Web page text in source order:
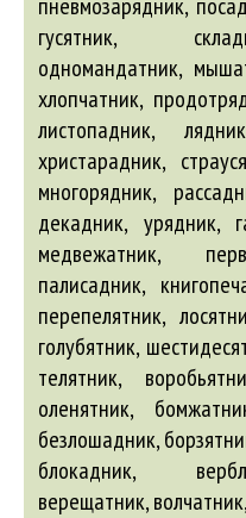
гусятник,
одномандатник,
хлопчатник,
листопадник,
христарадник,
многорядник,
декадник, урядник,
медвежатник,
палисадник,
перепелятник,
голубятник,
телятник,
оленятник,
безлошадник,
блокадник,
верещатник,волчатник